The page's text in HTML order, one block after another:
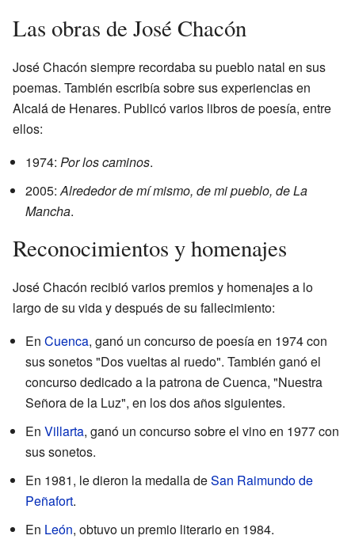
Las obras de José Chacón
José Chacón siempre recordaba su pueblo natal en sus
poemas. También escribía sobre sus experiencias en
Alcalá de Henares. Publicó varios libros de poesía, entre
ellos:
1974: Por los caminos.
2005:Alrededor de mí mismo, de mi pueblo, de La
Mancha.
Reconocimientos y homenajes
José Chacón recibió varios premios y homenajes a lo
largo de su vida y después de su fallecimiento:
En Cuenca, ganó un concurso de poesía en 1974 con
sus sonetos "Dos vueltas al ruedo". También ganó el
concurso dedicado a la patrona de Cuenca, "Nuestra
Señora de la Luz", en los dos años siguientes.
En Villarta, ganó un concurso sobre el vino en 1977 con
sus sonetos.
En 1981, le dieron la medalla deSan Raimundo de
Peñafort.
En León, obtuvo un premio literario en 1984.